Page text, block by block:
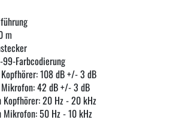
m
Farbcodierung
108 dB +/- 3 dB
42 dB +/- 3 dB
Kopfhörer: 20 Hz - 20 kHz
Mikrofon: 50 Hz - 10 kHz